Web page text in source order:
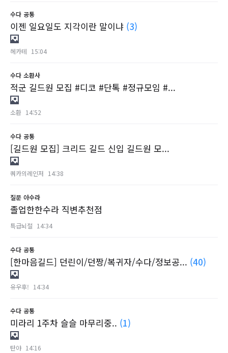
수다 공통
이젠 일요일도 지각이란 말이냐 (3)
헤카테 15:04
수다 소환사
적군 길드원 모집 #디코 #단톡 #정규모임 #...
소환 14:52
수다 공통
[길드원 모집] 크리드 길드 신입 길드원 모...
쿼카의레인저 14:38
질문 아수라
졸업한한수라 직변추천점
특급뇌절 14:34
수다 공통
[한마음길드] 던린이/던짱/복귀자/수다/정보공... (40)
유우후! 14:34
수다 공통
미라리 1주차 슬슬 마무리중.. (1)
탄야 14:16